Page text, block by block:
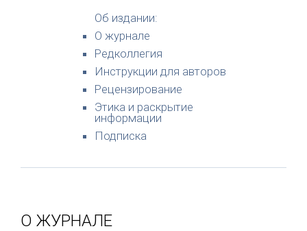
Об издании:
О журнале
Редколлегия
Инструкции для авторов
Рецензирование
Этика и раскрытие
информации
Подписка
О ЖУРНАЛЕ